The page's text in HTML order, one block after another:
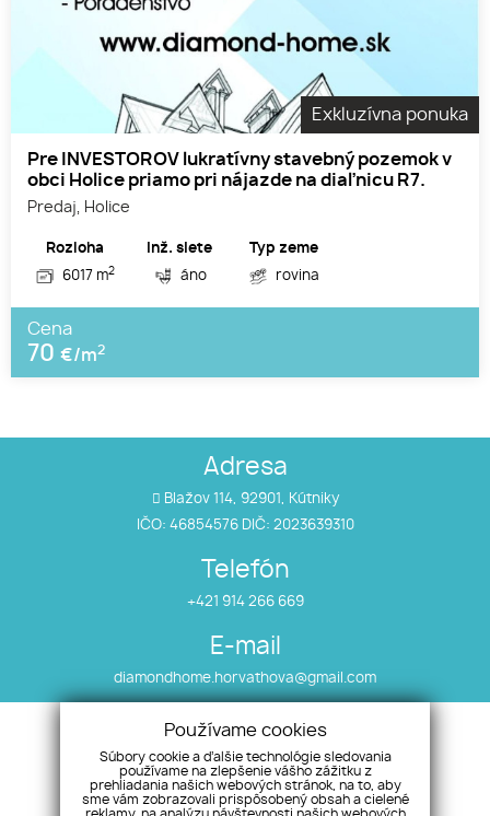
Exkluzívna ponuka
Pre INVESTOROV lukratívny stavebný pozemok v
obci Holice priamo pri nájazde na diaľnicu R7.
Predaj, Holice
Rozloha
6017 m2
Inž. siete
áno
Typ zeme
rovina
Cena
70 €/m2
Adresa
Blažov 114, 92901, Kútniky
IČO: 46854576 DIČ: 2023639310
Telefón
+421 914 266 669
E-mail
diamondhome.horvathova@gmail.com
Makléri
O nás
Nehnuteľnosti
Vložte ponuku/dopyt
Alternatívne riešenia
Používame cookies
Súbory cookie a ďalšie technológie sledovania
používame na zlepšenie vášho zážitku z
prehliadania našich webových stránok, na to, aby
sme vám zobrazovali prispôsobený obsah a cielené